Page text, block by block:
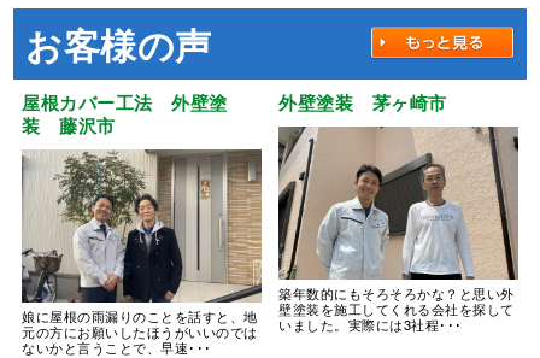
お客様の声
屋根カバー工法 外壁塗
装 藤沢市
娘に屋根の雨漏りのことを話すと、地
元の方にお願いしたほうがいいのでは
ないかと言うことで、早速･･･
外壁塗装 茅ヶ崎市
築年数的にもそろそろかな？と思い外
壁塗装を施工してくれる会社を探して
いました。実際には3社程･･･